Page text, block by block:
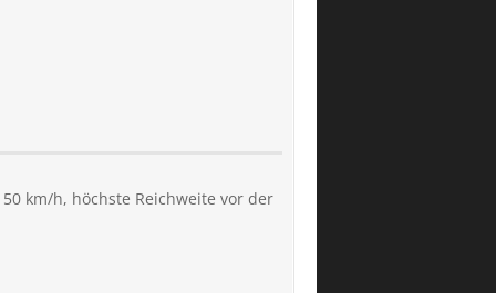
km/h, höchste Reichweite vor der